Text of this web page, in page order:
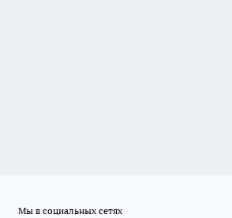
Мы в социальных сетях